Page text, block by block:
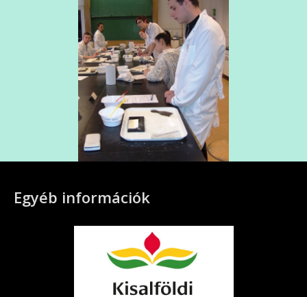
Egyéb információk